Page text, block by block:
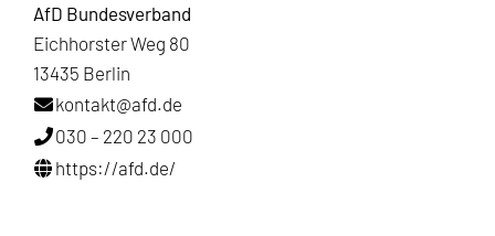
AfD Bundesverband
Eichhorster Weg 80
13435 Berlin
kontakt@afd.de
030 – 220 23 000
https://afd.de/